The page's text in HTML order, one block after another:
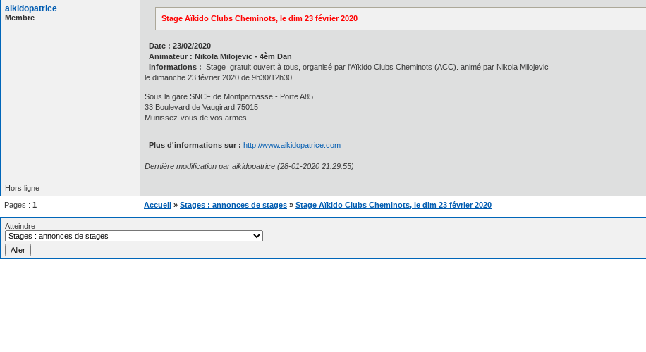
aikidopatrice
Membre Stage Aïkido Clubs Cheminots, le dim 23 février 2020
Date : 23/02/2020
Animateur : Nikola Milojevic - 4èm Dan
Informations : Stage gratuit ouvert à tous, organisé par l'Aïkido Clubs Cheminots (ACC). animé par Nikola Milojevic
le dimanche 23 février 2020 de 9h30/12h30.
Sous la gare SNCF de Montparnasse - Porte A85
33 Boulevard de Vaugirard 75015
Munissez-vous de vos armes
Plus d'informations sur : http://www.aikidopatrice.com
Dernière modification par aikidopatrice (28-01-2020 21:29:55)
Hors ligne
Pages : 1 Accueil » Stages : annonces de stages » Stage Aïkido Clubs Cheminots, le dim 23 février 2020
Atteindre